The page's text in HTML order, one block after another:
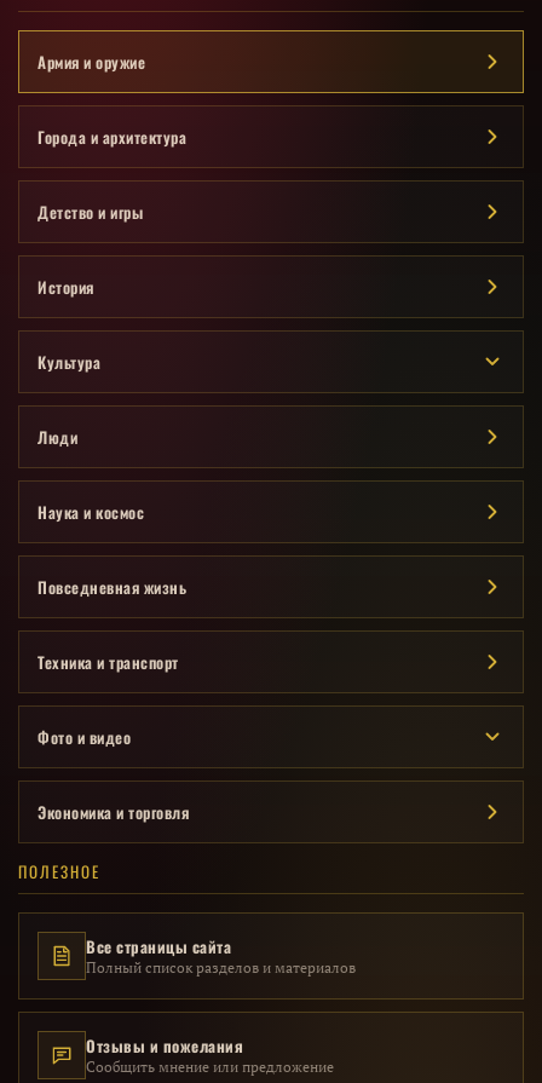
Армия и оружие
Города и архитектура
Детство и игры
История
Культура
Люди
Наука и космос
Повседневная жизнь
Техника и транспорт
Фото и видео
Экономика и торговля
ПОЛЕЗНОЕ
Все страницы сайта
Полный список разделов и материалов
Отзывы и пожелания
Сообщить мнение или предложение